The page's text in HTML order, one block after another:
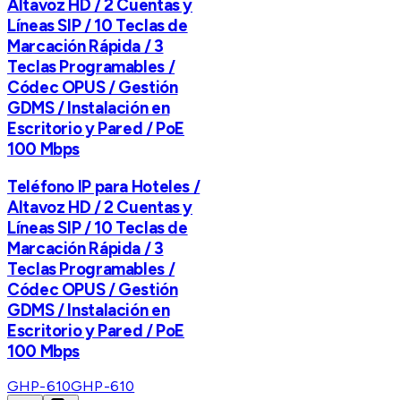
Altavoz HD / 2 Cuentas y
Líneas SIP / 10 Teclas de
Marcación Rápida / 3
Teclas Programables /
Códec OPUS / Gestión
GDMS / Instalación en
Escritorio y Pared / PoE
100 Mbps
Teléfono IP para Hoteles /
Altavoz HD / 2 Cuentas y
Líneas SIP / 10 Teclas de
Marcación Rápida / 3
Teclas Programables /
Códec OPUS / Gestión
GDMS / Instalación en
Escritorio y Pared / PoE
100 Mbps
GHP-610GHP-610